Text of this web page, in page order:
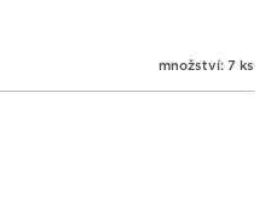
množství: 7 ks